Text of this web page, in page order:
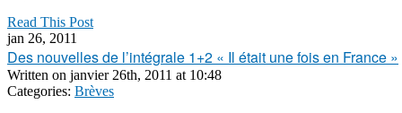
Read This Post
jan 26, 2011
Des nouvelles de l’intégrale 1+2 « Il était une fois en France »
Written on janvier 26th, 2011 at 10:48
Categories: Brèves